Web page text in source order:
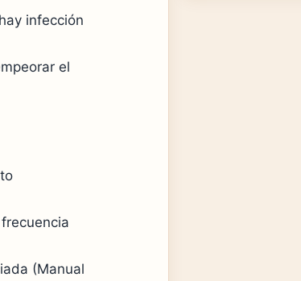
infección
el
(Manual